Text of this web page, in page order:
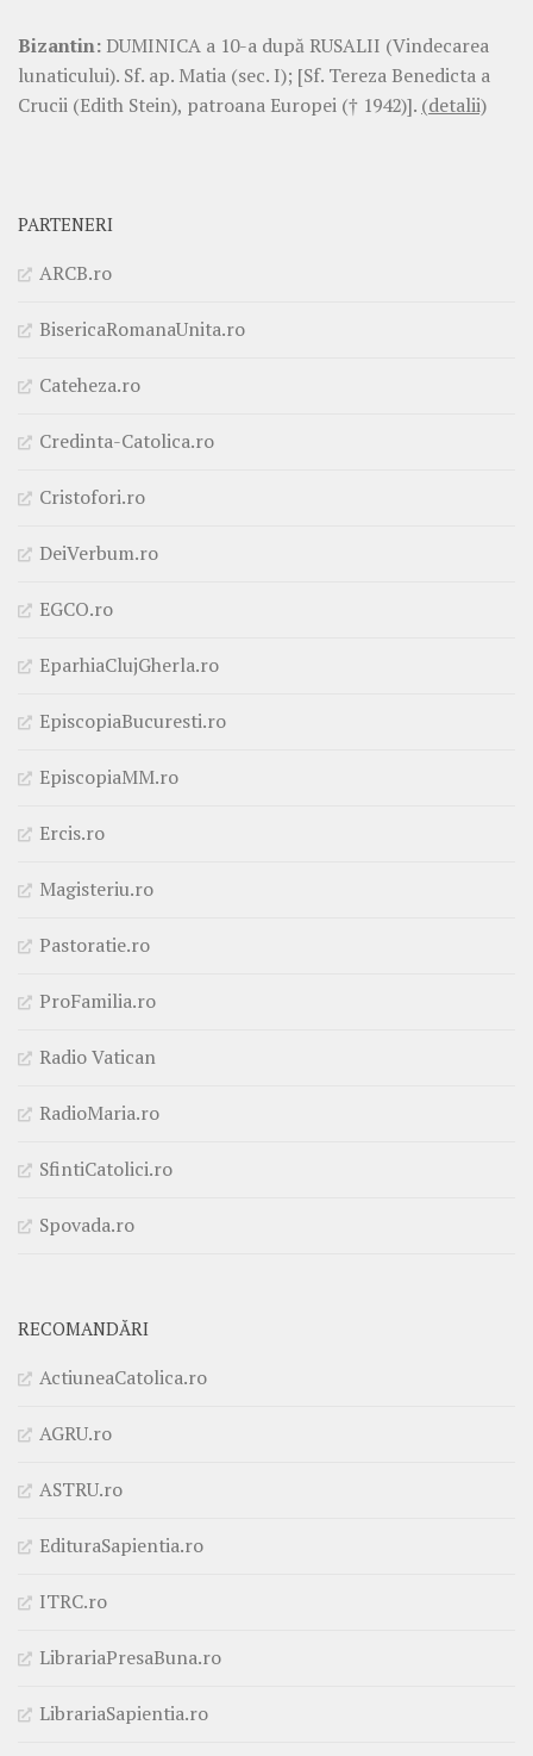
Bizantin: DUMINICA a 10-a după RUSALII (Vindecarea
lunaticului). Sf. ap. Matia (sec. I); [Sf. Tereza Benedicta a
Crucii (Edith Stein), patroana Europei († 1942)]. (detalii)
PARTENERI
ARCB.ro
BisericaRomanaUnita.ro
Cateheza.ro
Credinta-Catolica.ro
Cristofori.ro
DeiVerbum.ro
EGCO.ro
EparhiaClujGherla.ro
EpiscopiaBucuresti.ro
EpiscopiaMM.ro
Ercis.ro
Magisteriu.ro
Pastoratie.ro
ProFamilia.ro
Radio Vatican
RadioMaria.ro
SfintiCatolici.ro
Spovada.ro
RECOMANDĂRI
ActiuneaCatolica.ro
AGRU.ro
ASTRU.ro
EdituraSapientia.ro
ITRC.ro
LibrariaPresaBuna.ro
LibrariaSapientia.ro